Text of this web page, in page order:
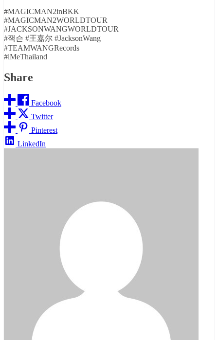
#MAGICMAN2inBKK
#MAGICMAN2WORLDTOUR
#JACKSONWANGWORLDTOUR
#잭슨 #王嘉尔 #JacksonWang
#TEAMWANGRecords
#iMeThailand
Share
Facebook
Twitter
Pinterest
LinkedIn